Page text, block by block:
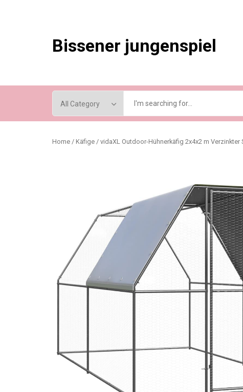
Bissener jungenspiel
Home / Käfige / vidaXL Outdoor-Hühnerkäfig 2x4x2 m Verzinkter